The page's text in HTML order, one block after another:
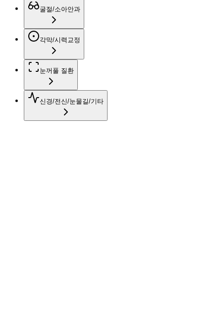
굴절/소아안과
각막/시력교정
눈꺼풀 질환
신경/전신/눈물길/기타